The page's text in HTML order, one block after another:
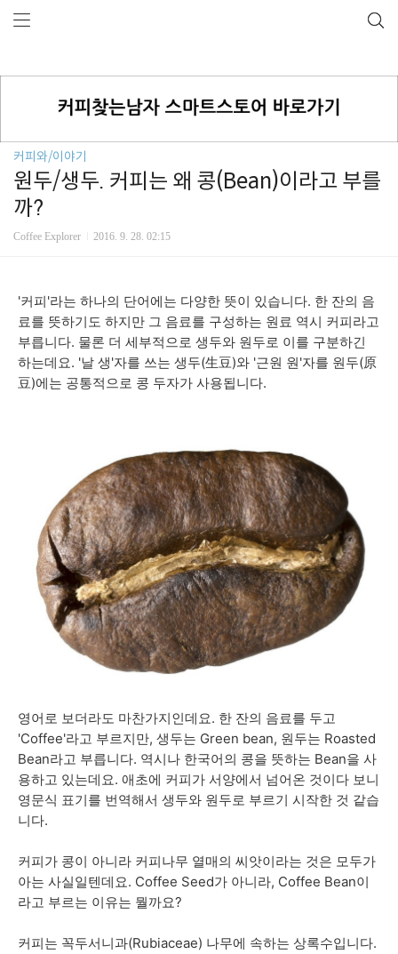
커피와/이야기
원두/생두. 커피는 왜 콩(Bean)이라고 부를
까?
Coffee Explorer 2016. 9. 28. 02:15
'커피'라는 하나의 단어에는 다양한 뜻이 있습니다. 한 잔의 음
료를 뜻하기도 하지만 그 음료를 구성하는 원료 역시 커피라고
부릅니다. 물론 더 세부적으로 생두와 원두로 이를 구분하긴
하는데요. '날 생'자를 쓰는 생두(生豆)와 '근원 원'자를 원두(原
豆)에는 공통적으로 콩 두자가 사용됩니다.
영어로 보더라도 마찬가지인데요. 한 잔의 음료를 두고
'Coffee'라고 부르지만, 생두는 Green bean, 원두는 Roasted
Bean라고 부릅니다. 역시나 한국어의 콩을 뜻하는 Bean을 사
용하고 있는데요. 애초에 커피가 서양에서 넘어온 것이다 보니
영문식 표기를 번역해서 생두와 원두로 부르기 시작한 것 같습
니다.
커피가 콩이 아니라 커피나무 열매의 씨앗이라는 것은 모두가
아는 사실일텐데요. Coffee Seed가 아니라, Coffee Bean이
라고 부르는 이유는 뭘까요?
커피는 꼭두서니과(Rubiaceae) 나무에 속하는 상록수입니다.